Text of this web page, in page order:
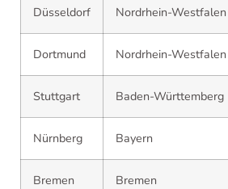
Düsseldorf Nordrhein-Westfalen
Dortmund Nordrhein-Westfalen
Stuttgart Baden-Württemberg
Nürnberg Bayern
Bremen Bremen